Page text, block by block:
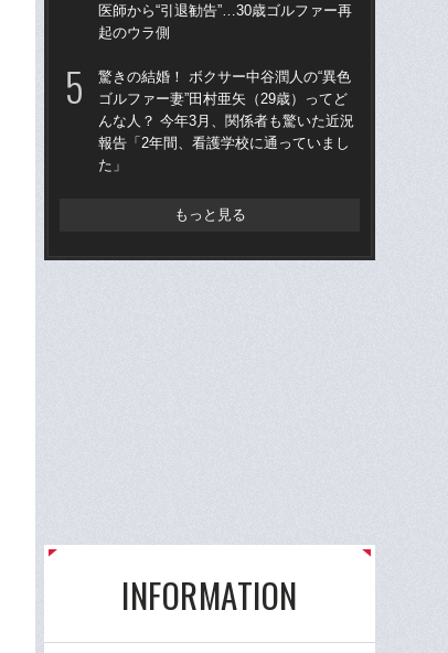
医師から“引退勧告”…30歳ゴルファー再
起のウラ側
驚きの結婚！ ボクサー中谷潤人の“異色
ゴルファー妻”田村亜矢（29歳）ってど
んな人？ 今年3月、関係者も驚いた近況
報告「2年間、看護学校に通っていまし
た」
もっと見る
INFORMATION